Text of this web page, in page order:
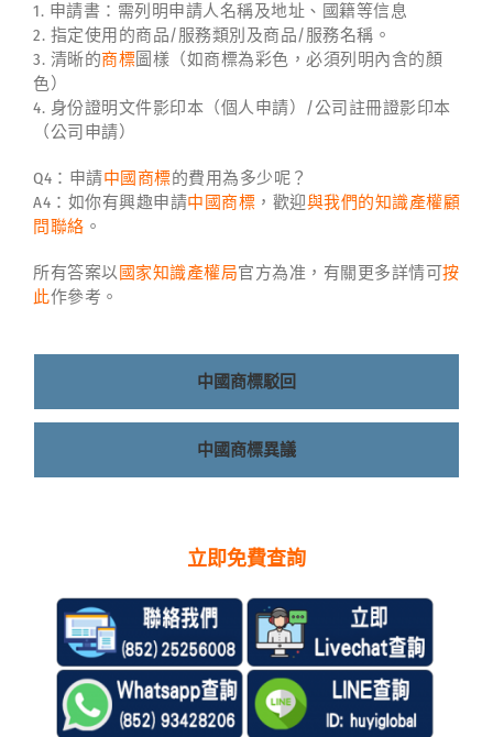
1. 申請書：需列明申請人名稱及地址、國籍等信息
2. 指定使用的商品/服務類別及商品/服務名稱。
3. 清晰的商標圖樣（如商標為彩色，必須列明內含的顏
色）
4. 身份證明文件影印本（個人申請）/公司註冊證影印本
（公司申請）
Q4：申請中國商標的費用為多少呢？
A4：如你有興趣申請中國商標 ，歡迎與我們的知識產權顧
問聯絡 。
所有答案以 國家知識產權局官方為准，有關更多詳情可按
此作參考。
中國商標駁回
中國商標異議
立即免費查詢